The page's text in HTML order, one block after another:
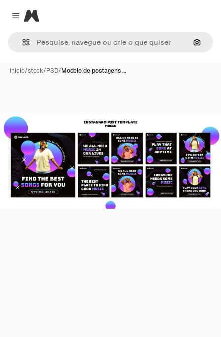
Close menu
Magnific
Início/stock/PSD/Modelo de postagens …